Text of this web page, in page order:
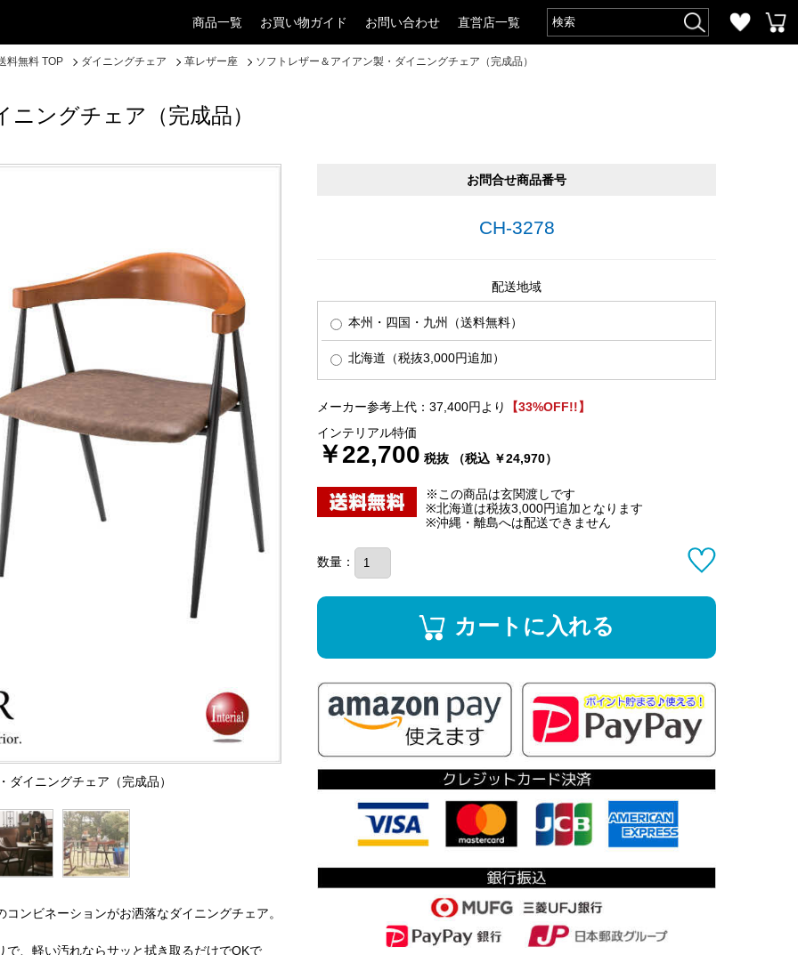
商品一覧 お買い物ガイド お問い合わせ 直営店一覧
料無料 TOP ダイニングチェア 革レザー座 ソフトレザー＆アイアン製・ダイニングチェア（完成品）
ングチェア（完成品）
イニングチェア（完成品）
ンビネーションがお洒落なダイニングチェア。
、軽い汚れならサッと拭き取るだけでOKで
お問合せ商品番号
CH-3278
配送地域
本州・四国・九州（送料無料）
北海道（税抜3,000円追加）
メーカー参考上代：37,400円より
【33%OFF!!】
インテリアル特価
￥22,700 税抜 （税込 ￥24,970）
※この商品は玄関渡しです
※北海道は税抜3,000円追加となります
※沖縄・離島へは配送できません
数量：
カートに入れる